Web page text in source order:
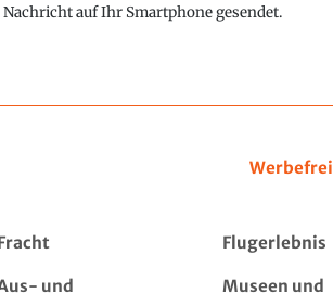
auf Ihr Smartphone gesendet.
Werbefrei
Flugerlebnis
und
Museen und